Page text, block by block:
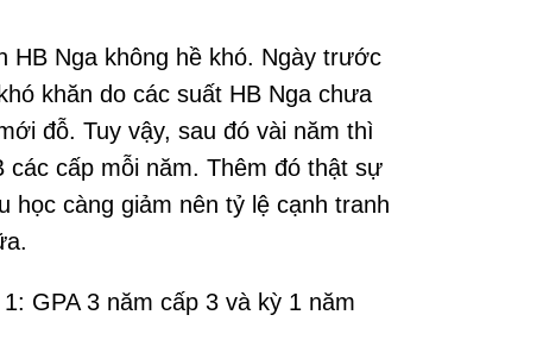
HB Nga không hề khó. Ngày trước
khăn do các suất HB Nga chưa
đỗ. Tuy vậy, sau đó vài năm thì
các cấp mỗi năm. Thêm đó thật sự
học càng giảm nên tỷ lệ cạnh tranh
GPA 3 năm cấp 3 và kỳ 1 năm